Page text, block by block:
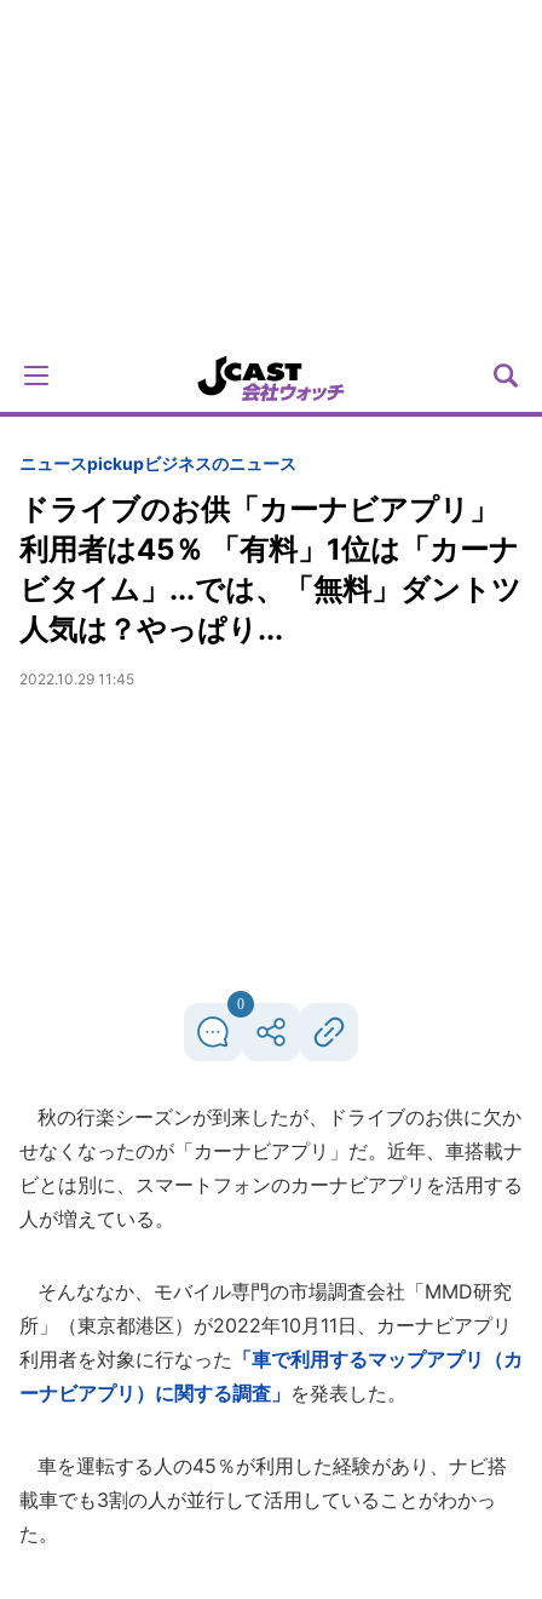
ニュースpickupビジネスのニュース
ドライブのお供「カーナビアプリ」
利用者は45％ 「有料」1位は「カーナ
ビタイム」...では、「無料」ダントツ
人気は？やっぱり...
2022.10.29 11:45
0
秋の行楽シーズンが到来したが、ドライブのお供に欠か
せなくなったのが「カーナビアプリ」だ。近年、車搭載ナ
ビとは別に、スマートフォンのカーナビアプリを活用する
人が増えている。
そんななか、モバイル専門の市場調査会社「MMD研究
所」（東京都港区）が2022年10月11日、カーナビアプリ
利用者を対象に行なった 「車で利用するマップアプリ（カ
ーナビアプリ）に関する調査」 を発表した。
車を運転する人の45％が利用した経験があり、ナビ搭
載車でも3割の人が並行して活用していることがわかっ
た。